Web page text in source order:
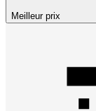
Meilleur prix